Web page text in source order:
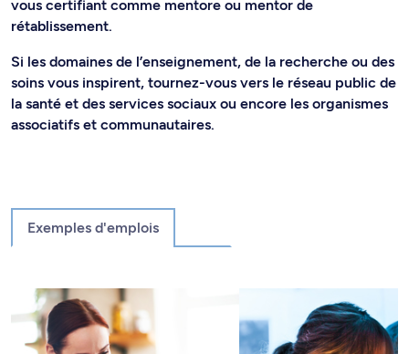
vous certifiant comme mentore ou mentor de
rétablissement.
Si les domaines de l’enseignement, de la recherche ou des
soins vous inspirent, tournez-vous vers le réseau public de
la santé et des services sociaux ou encore les organismes
associatifs et communautaires.
Exemples d'emplois